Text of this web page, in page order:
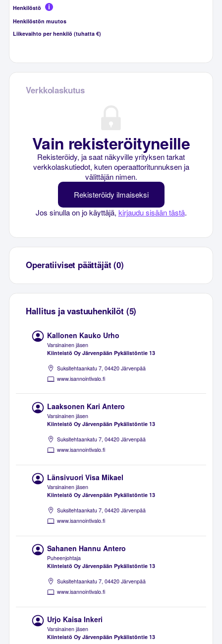
Henkilöstö
Henkilöstön muutos
Liikevaihto per henkilö (tuhatta €)
Verkkolaskutus
Vain rekisteröityneille
Rekisteröidy, ja saat näkyville yrityksen tarkat
verkkolaskutiedot, kuten operaattoritunnuksen ja
välittäjän nimen.
Rekisteröidy ilmaiseksi
Jos sinulla on jo käyttäjä, kirjaudu sisään tästä.
Operatiiviset päättäjät (0)
Hallitus ja vastuuhenkilöt (5)
Kallonen Kauko Urho
Varsinainen jäsen
Kiinteistö Oy Järvenpään Pykälistöntie 13
Suksitehtaankatu 7, 04420 Järvenpää
www.isannointivalo.fi
Laaksonen Kari Antero
Varsinainen jäsen
Kiinteistö Oy Järvenpään Pykälistöntie 13
Suksitehtaankatu 7, 04420 Järvenpää
www.isannointivalo.fi
Länsivuori Visa Mikael
Varsinainen jäsen
Kiinteistö Oy Järvenpään Pykälistöntie 13
Suksitehtaankatu 7, 04420 Järvenpää
www.isannointivalo.fi
Sahanen Hannu Antero
Puheenjohtaja
Kiinteistö Oy Järvenpään Pykälistöntie 13
Suksitehtaankatu 7, 04420 Järvenpää
www.isannointivalo.fi
Urjo Kaisa Inkeri
Varsinainen jäsen
Kiinteistö Oy Järvenpään Pykälistöntie 13